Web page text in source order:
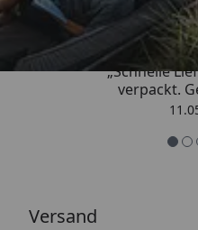
„Schnelle
verpackt.
Versand